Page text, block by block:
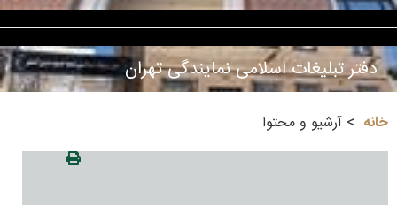
دفتر تبلیغات اسلامی نمایندگی تهران
خانه آرشیو و محتوا